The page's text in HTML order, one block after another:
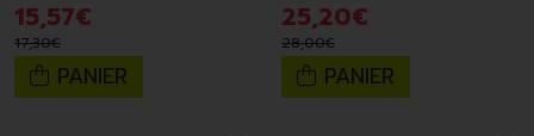
15,57€
17,30€
PANIER
25,20€
28,00€
PANIER